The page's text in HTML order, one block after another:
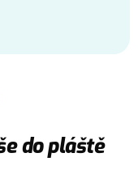
do pláště